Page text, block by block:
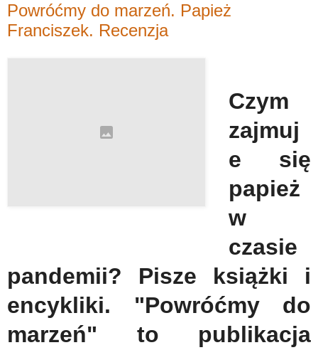
Powróćmy do marzeń. Papież
Franciszek. Recenzja
Czym
zajmuj
e się
papież
w
czasie
pandemii? Pisze książki i
encykliki. "Powróćmy do
marzeń" to publikacja